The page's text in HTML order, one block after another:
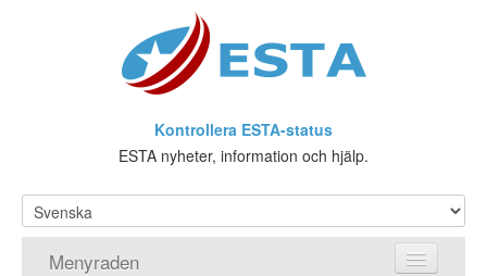
Kontrollera ESTA-status
ESTA nyheter, information och hjälp.
Menyraden